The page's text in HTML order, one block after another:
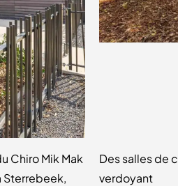
Chiro Mik Mak
Sterrebeek,
Des salles de
verdoyant